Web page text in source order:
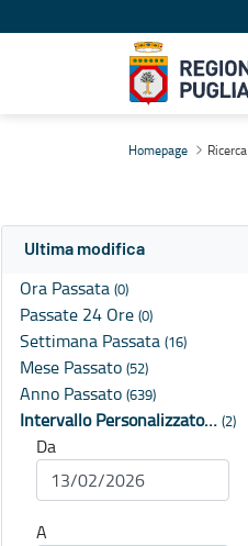
Homepage Ricerca
Ultima modifica
Ora Passata (0)
Passate 24 Ore (0)
Settimana Passata (16)
Mese Passato (52)
Anno Passato (639)
Intervallo Personalizzato… (2)
Da
A